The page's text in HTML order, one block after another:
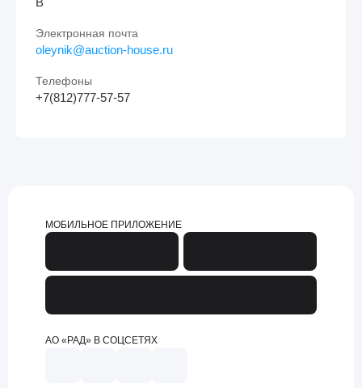
Электронная почта
oleynik@auction-house.ru
Телефоны
+7(812)777-57-57
МОБИЛЬНОЕ ПРИЛОЖЕНИЕ
АО «РАД» В СОЦСЕТЯХ